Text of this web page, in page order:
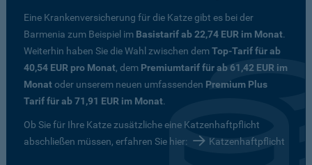
Eine Krankenversicherung für die Katze gibt es bei der
Barmenia zum Beispiel im Basistarif ab 22,74 EUR im Monat.
Weiterhin haben Sie die Wahl zwischen demTop-Tarif für ab
40,54 EUR pro Monat, dem Premiumtarif für ab 61,42 EUR im
Monatoder unserem neuen umfassenden Premium Plus
Tarif für ab 71,91 EUR im Monat.
Ob Sie für Ihre Katze zusätzliche eine Katzenhaftpflicht
abschließen müssen, erfahren Sie hier:
Katzenhaftpflicht